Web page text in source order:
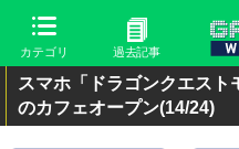
カテゴリ 過去記事
スマホ「ドラゴンクエスト
のカフェオープン(14/24)